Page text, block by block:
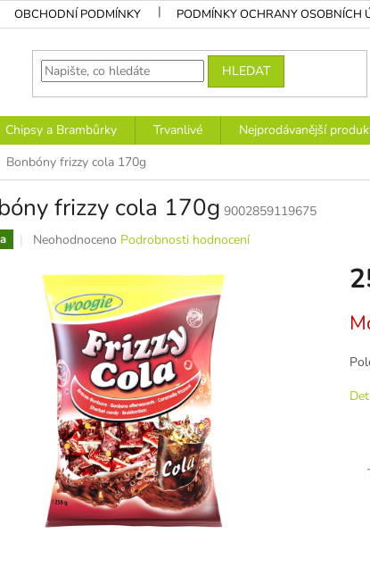
OBCHODNÍ PODMÍNKY PODMÍNKY OCHRANY OSOBNÍCH
HLEDAT
Chipsy a Brambůrky Trvanlivé Nejprodávanější
Bonbóny frizzy cola 170g
frizzy cola 170g 9002859119675
Průměrné
produktu
0,0
hvězdiček.
Neohodnoceno Podrobnosti hodnocení